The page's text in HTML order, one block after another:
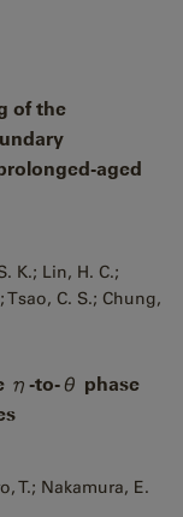
of the
aged
K.; Lin, H. C.;
Tsao, C. S.; Chung,
η-to-θ phase
T.; Nakamura, E.